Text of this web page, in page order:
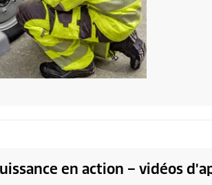
en action – vidéos